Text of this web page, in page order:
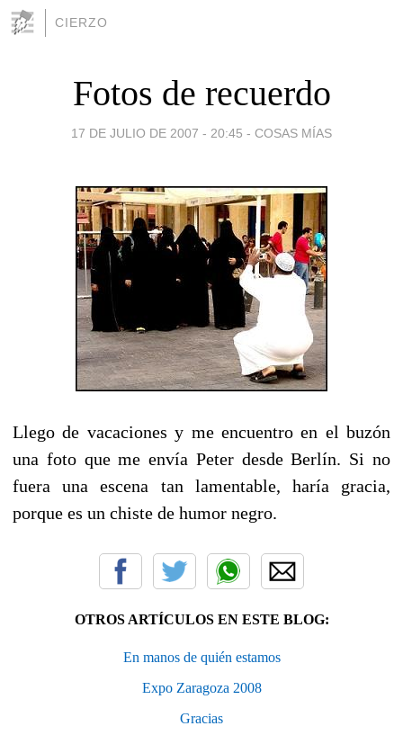
CIERZO
Fotos de recuerdo
17 DE JULIO DE 2007 - 20:45 - COSAS MÍAS
Llego de vacaciones y me encuentro en el buzón
una foto que me envía Peter desde Berlín. Si no
fuera una escena tan lamentable, haría gracia,
porque es un chiste de humor negro.
OTROS ARTÍCULOS EN ESTE BLOG:
En manos de quién estamos
Expo Zaragoza 2008
Gracias